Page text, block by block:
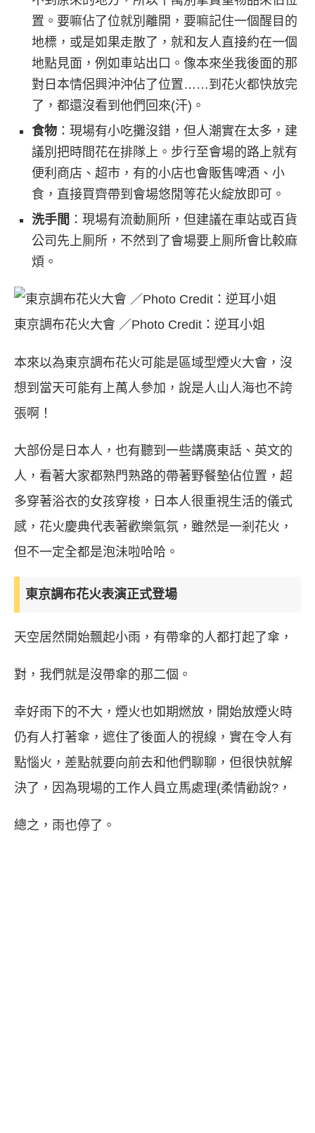
置。要嘛佔了位就別離開，要嘛記住一個醒目的
地標，或是如果走散了，就和友人直接約在一個
地點見面，例如車站出口。像本來坐我後面的那
對日本情侶興沖沖佔了位置……到花火都快放完
了，都還沒看到他們回來(汗)。
食物 ：現場有小吃攤沒錯，但人潮實在太多，建
議別把時間花在排隊上。步行至會場的路上就有
便利商店、超市，有的小店也會販售啤酒、小
食，直接買齊帶到會場悠閒等花火綻放即可。
洗手間 ：現場有流動厠所，但建議在車站或百貨
公司先上厠所，不然到了會場要上厠所會比較麻
煩。
東京調布花火大會 ／Photo Credit：逆耳小姐
本來以為東京調布花火可能是區域型煙火大會，沒
想到當天可能有上萬人參加，說是人山人海也不誇
張啊！
大部份是日本人，也有聽到一些講廣東話、英文的
人，看著大家都熟門熟路的帶著野餐墊佔位置，超
多穿著浴衣的女孩穿梭，日本人很重視生活的儀式
感，花火慶典代表著歡樂氣氛，雖然是一剎花火，
但不一定全都是泡沬啦哈哈。
東京調布花火表演正式登場
天空居然開始飄起小雨，有帶傘的人都打起了傘，
對，我們就是沒帶傘的那二個。
幸好雨下的不大，煙火也如期燃放，開始放煙火時
仍有人打著傘，遮住了後面人的視線，實在令人有
點惱火，差點就要向前去和他們聊聊，但很快就解
決了，因為現場的工作人員立馬處理(柔情勸說?，
總之，雨也停了。